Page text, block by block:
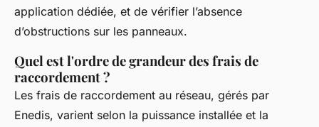
application dédiée, et de vérifier l’absence
d’obstructions sur les panneaux.
Quel est l'ordre de grandeur des frais de
raccordement ?
Les frais de raccordement au réseau, gérés par
Enedis, varient selon la puissance installée et la